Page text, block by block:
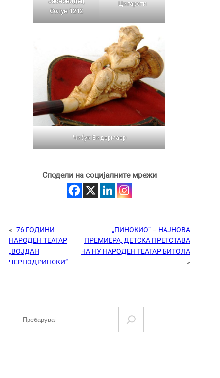
Солун 1212
Цигарети
Чибук Бидермаер
Сподели на социјалните мрежи
« 76 ГОДИНИ
НАРОДЕН ТЕАТАР
„ВОЈДАН
ЧЕРНОДРИНСКИ“
„ПИНОКИО“ – НАЈНОВА
ПРЕМИЕРА, ДЕТСКА ПРЕТСТАВА
НА НУ НАРОДЕН ТЕАТАР БИТОЛА
»